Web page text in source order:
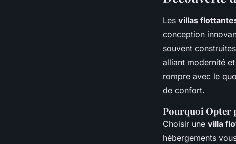
dans une VillaLes villas
conception
souvent
alliant modernité
rompre avec le
de confort.
Pourquoi Opter
Choisir une villa
hébergements